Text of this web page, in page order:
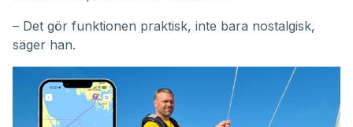
– Det gör funktionen praktisk, inte bara nostalgisk,
säger han.